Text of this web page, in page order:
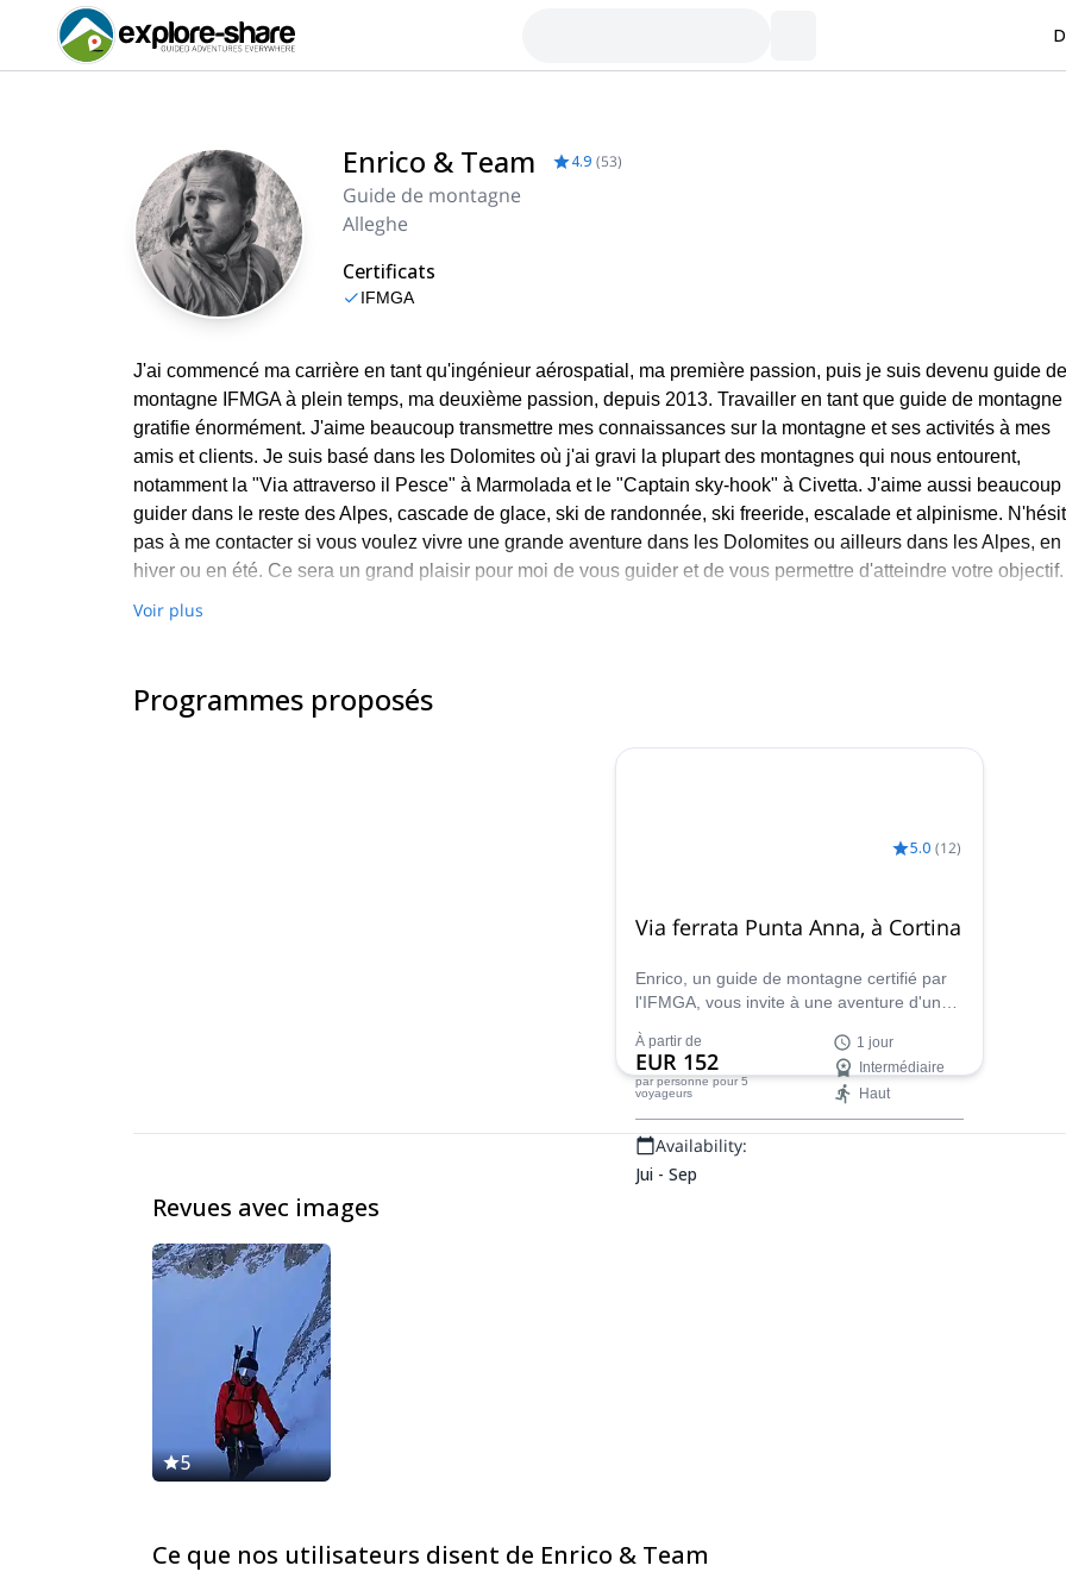
Enrico & Team 4.9 (53)
Guide de montagne
Alleghe
Certificats
IFMGA
J'ai commencé ma carrière en tant qu'ingénieur aérospatial, ma première passion, puis je suis devenu guide de
montagne IFMGA à plein temps, ma deuxième passion, depuis 2013. Travailler en tant que guide de montagne
gratifie énormément. J'aime beaucoup transmettre mes connaissances sur la montagne et ses activités à mes
amis et clients. Je suis basé dans les Dolomites où j'ai gravi la plupart des montagnes qui nous entourent,
notamment la "Via attraverso il Pesce" à Marmolada et le "Captain sky-hook" à Civetta. J'aime aussi beaucoup
guider dans le reste des Alpes, cascade de glace, ski de randonnée, ski freeride, escalade et alpinisme.
pas à me contacter si vous voulez vivre une grande aventure dans les Dolomites ou ailleurs dans les Alpes, en
hiver ou en été. Ce sera un grand plaisir pour moi de vous guider et de vous permettre d'atteindre votre objectif.
Voir plus
Programmes proposés
5.0 (12)
Via ferrata Punta Anna, à Cortina
Enrico, un guide de montagne certifié par
l'IFMGA, vous invite à une aventure d'une
Cortina d'Ampezzo.
À partir de
EUR 152
par personne pour 5
voyageurs
1 jour
Intermédiaire
Haut
Availability:
Jui - Sep
Revues avec images
5
Ce que nos utilisateurs disent de Enrico & Team